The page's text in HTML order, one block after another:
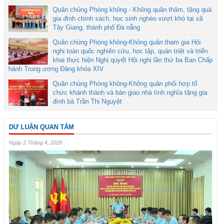
Quân chủng Phòng không - Không quân thăm, tặng quà
gia đình chính sách, học sinh nghèo vượt khó tại xã
Tây Giang, thành phố Đà nẵng
Quân chủng Phòng không-Không quân tham gia Hội
nghị toàn quốc nghiên cứu, học tập, quán triệt và triển
khai thực hiện Nghị quyết Hội nghị lần thứ ba Ban Chấp
hành Trung ương Đảng khóa XIV
Quân chủng Phòng không-Không quân phối hợp tổ
chức khánh thành và bàn giao nhà tình nghĩa tặng gia
đình bà Trần Thị Nguyệt
DƯ LUẬN QUAN TÂM
Ngày 2 Tháng 4, 2026